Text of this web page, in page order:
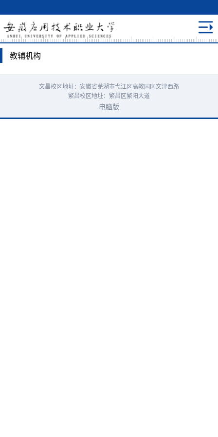
教辅机构
文昌校区地址：安徽省芜湖市弋江区高教园区文津西路
繁昌校区地址：繁昌区繁阳大道
电脑版